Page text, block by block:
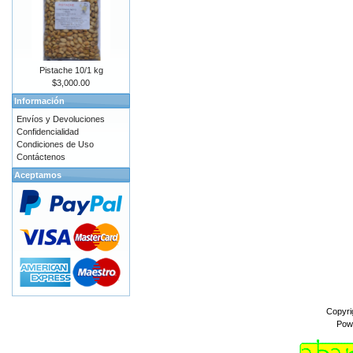
Pistache 10/1 kg
$3,000.00
Información
Envíos y Devoluciones
Confidencialidad
Condiciones de Uso
Contáctenos
Aceptamos